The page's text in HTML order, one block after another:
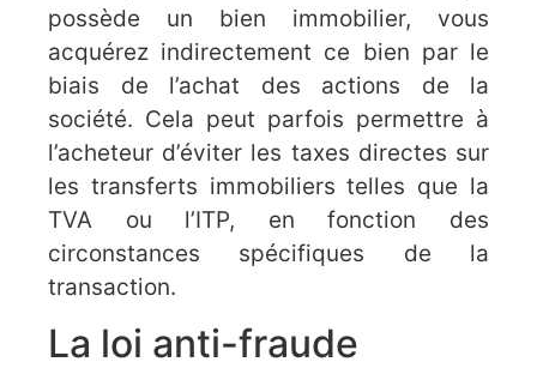
possède un bien immobilier, vous
acquérez indirectement ce bien par le
biais de l’achat des actions de la
société. Cela peut parfois permettre à
l’acheteur d’éviter les taxes directes sur
les transferts immobiliers telles que la
TVA ou l’ITP, en fonction des
circonstances spécifiques de la
transaction.
La loi anti-fraude